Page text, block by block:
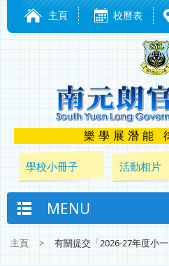
主頁 校曆表
樂學展潛能
學校小冊子 活動相片
MENU
主頁 > 有關提交「2026-27年度小